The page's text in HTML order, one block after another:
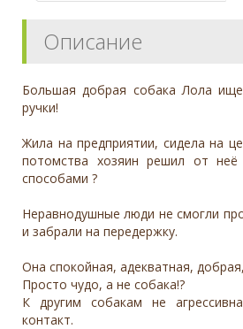
Описание
Большая добрая собака Лола
ручки!
Жила на предприятии, сидела на
потомства хозяин решил от
способами ?
Неравнодушные люди не смогли
и забрали на передержку.
Она спокойная, адекватная,
Просто чудо, а не собака!?
К другим собакам не
контакт.